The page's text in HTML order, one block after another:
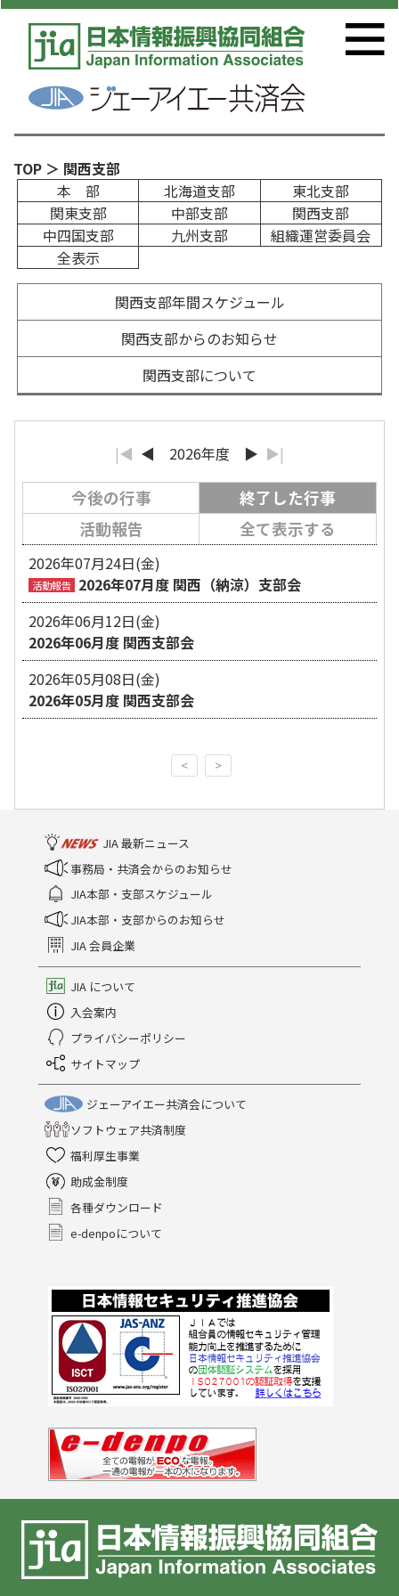
TOP ＞ 関西支部
本 部
北海道支部
東北支部
関東支部
中部支部
関西支部
中四国支部
九州支部
組織運営委員会
全表示
関西支部年間スケジュール
関西支部からのお知らせ
関西支部について
|◀ ◀ 2026年度 ▶ ▶|
今後の行事
終了した行事
活動報告
全て表示する
活動報告 2026年07月度 関西（納涼）支部会
2026年07月24日(金)
2026年06月度 関西支部会
2026年06月12日(金)
2026年05月度 関西支部会
2026年05月08日(金)
< >
JIA 最新ニュース
事務局・共済会からのお知らせ
JIA本部・支部スケジュール
JIA本部・支部からのお知らせ
JIA 会員企業
JIA について
入会案内
プライバシーポリシー
サイトマップ
ジェーアイエー共済会について
ソフトウェア共済制度
福利厚生事業
助成金制度
各種ダウンロード
e-denpoについて